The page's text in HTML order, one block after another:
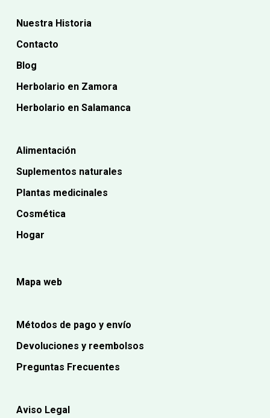
Nuestra Historia
Contacto
Blog
Herbolario en Zamora
Herbolario en Salamanca
Alimentación
Suplementos naturales
Plantas medicinales
Cosmética
Hogar
Mapa web
Métodos de pago y envío
Devoluciones y reembolsos
Preguntas Frecuentes
Aviso Legal